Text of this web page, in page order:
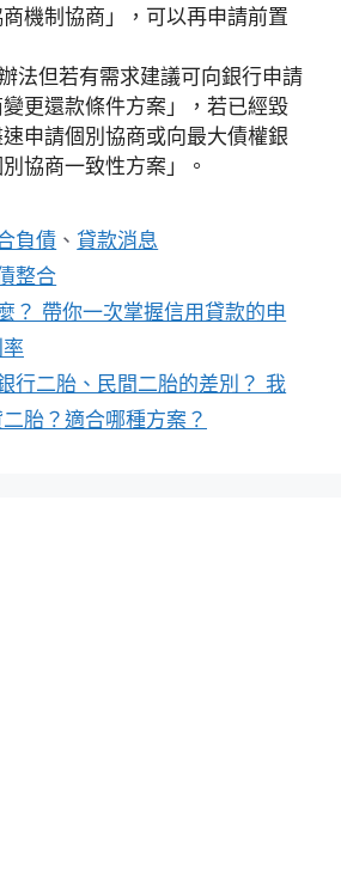
機制協商」，可以再申請前置
法但若有需求建議可向銀行申請
變更還款條件方案」，若已經毀
申請個別協商或向最大債權銀
協商一致性方案」。
負債 、貸款消息
整合
？ 帶你一次掌握信用貸款的申
行二胎、民間二胎的差別？ 我
胎？適合哪種方案？